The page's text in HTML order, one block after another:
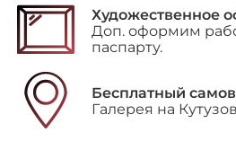
Художественное
Доп. оформим
паспарту.
Бесплатный
Галерея на